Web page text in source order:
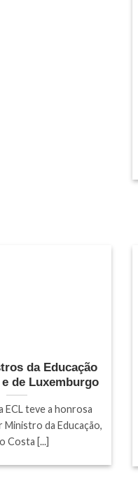
da Educação
de Luxemburgo
ECL teve a honrosa
Ministro da Educação,
Costa [...]